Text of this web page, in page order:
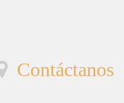
Contáctanos